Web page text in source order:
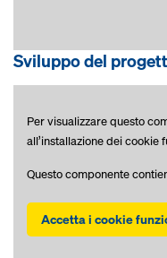
Sviluppo del
Per visualizzare questo
all’installazione dei cookie
Questo componente
Accetta i cookie